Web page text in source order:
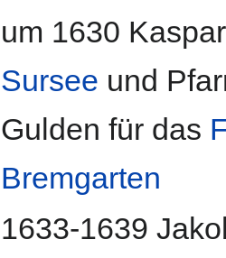
um 1630
Sursee und
Gulden für das
Bremgarten
1633-1639